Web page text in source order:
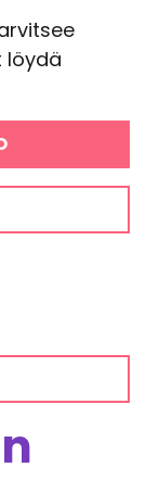
löydä